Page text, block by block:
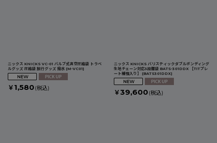
ニックス KNICKS VC-01 バルブ式真空圧縮袋 トラベ
ルグッズ 圧縮袋 旅行グッズ 撥水 [M-VC01]
￥ 1,580 (税込)
ニックス KNICKS バリスティックダブルボンディング
生地チェーン対応3段腰袋 BATS-301DDX 【TITプレ
ート補強入り】
[BATS301DDX]
￥39,600 (税込)